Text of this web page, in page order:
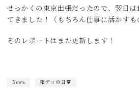
せっかくの東京出張だったので、翌日
てきました！（もちろん仕事に活かすも
そのレポートはまた更新します！
News 箱デコの日常